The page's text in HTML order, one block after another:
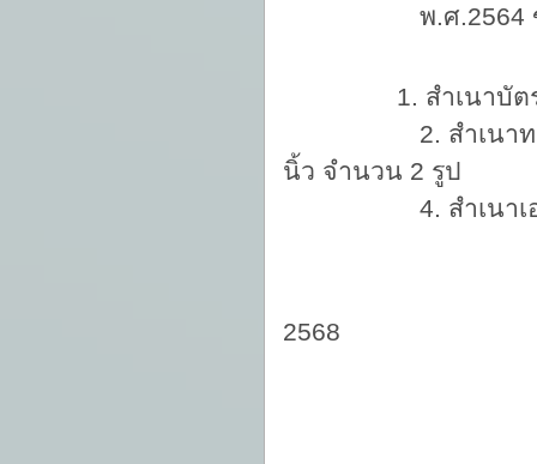
พ.ศ.2564
1. สำเนาบั
2. สำเนาทะเ
นิ้ว จำนวน 2 รูป
4. สำเนาเอกสาร
2568